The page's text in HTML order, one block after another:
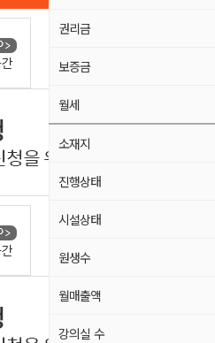
권리금
보증금
월세
소재지
진행상태
시설상태
원생수
월매출액
강의실 수